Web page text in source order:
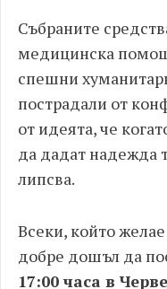
Събраните
медицинска
спешни
пострадали от
от идеята, че
да дадат надежда
липсва.
Всеки, който
добре дошъл да
17:00 часа в